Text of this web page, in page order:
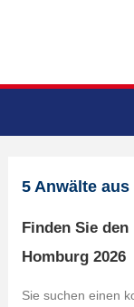
5 Anwälte
Finden Sie
Homburg 2026
Sie suchen einen